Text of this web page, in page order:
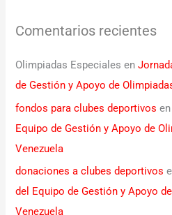
Comentarios recientes
Olimpiadas Especiales en
de Gestión y Apoyo de
fondos para clubes deportivos
Equipo de Gestión y Apoyo de
Venezuela
donaciones a clubes deportivos
del Equipo de Gestión y Apoyo
Venezuela